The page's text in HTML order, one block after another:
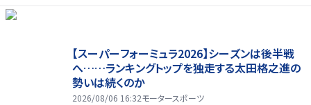
【スーパーフォーミュラ2026】シーズンは後半戦
へ……ランキングトップを独走する太田格之進の
勢いは続くのか
2026/08/06 16:32モータースポーツ